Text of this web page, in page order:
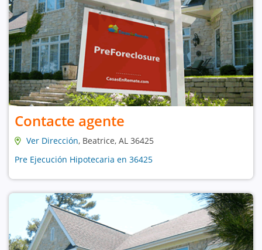
Contacte agente
Ver Dirección, Beatrice, AL 36425
Pre Ejecución Hipotecaria en 36425